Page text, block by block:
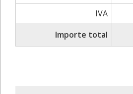
IVA
Importe total